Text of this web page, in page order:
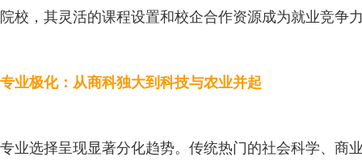
院校，其灵活的课程设置和校企合作资源成为就业竞争
专业极化：从商科独大到科技与农业并起
专业选择呈现显著分化趋势。传统热门的社会科学、商